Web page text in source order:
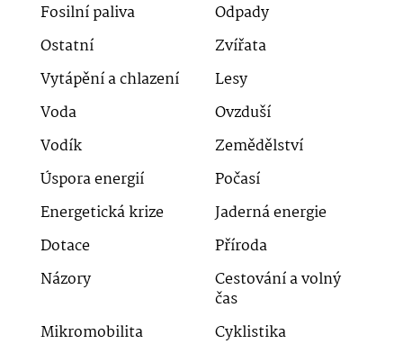
Fosilní paliva
Odpady
Ostatní
Zvířata
Vytápění a chlazení
Lesy
Voda
Ovzduší
Vodík
Zemědělství
Úspora energií
Počasí
Energetická krize
Jaderná energie
Dotace
Příroda
Názory
Cestování a volný
čas
Mikromobilita
Cyklistika